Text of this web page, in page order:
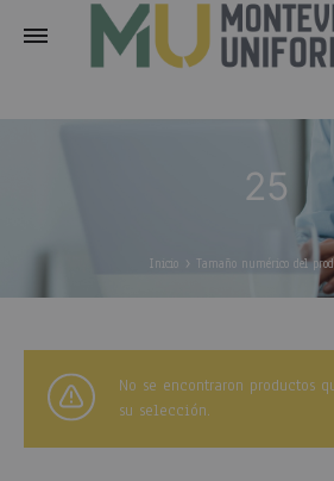
25
Inicio Tamaño numérico del
No se encontraron productos
su selección.